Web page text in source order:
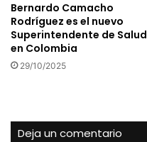
Bernardo Camacho
Rodríguez es el nuevo
Superintendente de Salud
en Colombia
29/10/2025
Deja un comentario